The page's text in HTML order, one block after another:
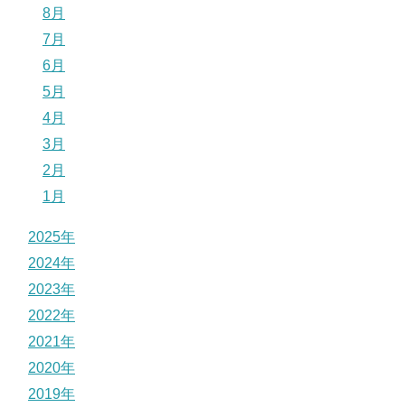
8月
7月
6月
5月
4月
3月
2月
1月
2025年
2024年
2023年
2022年
2021年
2020年
2019年